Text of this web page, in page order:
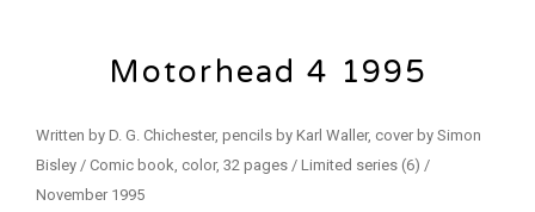
Motorhead 4 1995
Written by D. G. Chichester, pencils by Karl Waller, cover by Simon
Bisley / Comic book, color, 32 pages / Limited series (6) /
November 1995